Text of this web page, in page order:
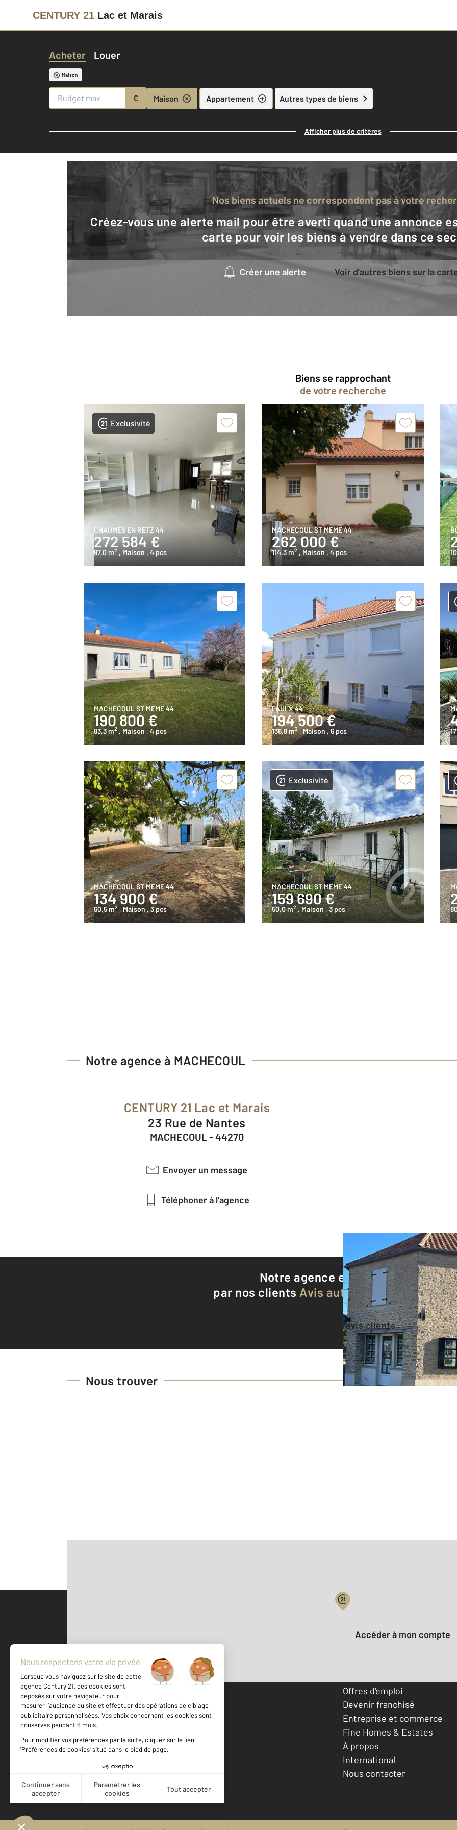
CENTURY 21 Lac et Marais
Acheter Louer
Maison
€ Maison Appartement Autres types de biens
Afficher plus de critères
Nos biens actuels ne correspondent pas à votre
Créez-vous une alerte mail pour être averti quand une annonce est en ligne et consultez la
carte pour voir les biens à vendre dans ce
Créer une alerte Voir d'autres biens sur la
Biens se rapprochant
de votre recherche
Exclusivité
CHAUMES EN RETZ 44
272 584 €
97,0 m2 , Maison , 4 pcs
MACHECOUL ST MEME 44
262 000 €
114,3 m2 , Maison, 4 pcs
MACHECOUL ST MEME 44
190 800 €
83,3 m2 , Maison , 4 pcs
PAULX 44
194 500 €
136,8 m2 , Maison , 6 pcs
MACHECOUL ST MEME 44
134 900 €
60,5 m2 , Maison, 3 pcs
Exclusivité
MACHECOUL ST MEME 44
159 690 €
50,0 m2 , Maison, 3 pcs
Notre agence à MACHECOUL
CENTURY 21 Lac et Marais
23 Rue de Nantes
MACHECOUL - 44270
Envoyer un message
Téléphoner à l'agence
Notre agence est notée9,1/10
par nos clients Avis authentifiés par
Voir tous les avis clients
Nous trouver
500 m ©Mappy
Votre compte :
Accéder à mon compte
Votre agence est notée
Achat
Location
Offres d'emploi
Devenir franchisé
Entreprise et commerce
Fine Homes & Estates
À propos
International
Nous contacter